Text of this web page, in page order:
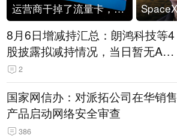
运营商干掉了流量卡，他们真的玩不起了
8月6日增减持汇总：朗鸿科技等4
股披露拟减持情况，当日暂无A股
公司披露拟增持情况（表）
2
国家网信办：对派拓公司在华销售
产品启动网络安全审查
386